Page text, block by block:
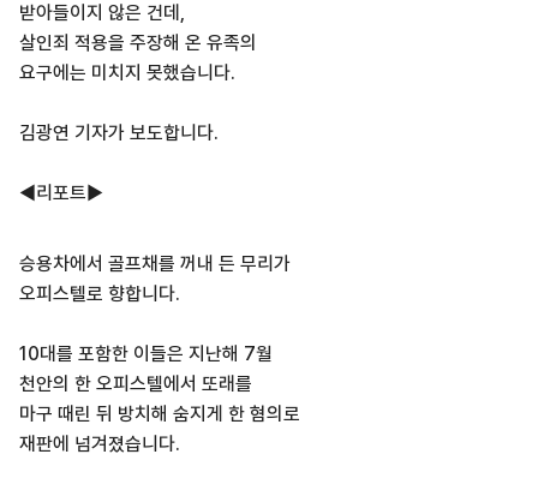
받아들이지 않은 건데,
살인죄 적용을 주장해 온 유족의
요구에는 미치지 못했습니다.
김광연 기자가 보도합니다.
◀리포트▶
승용차에서 골프채를 꺼내 든 무리가
오피스텔로 향합니다.
10대를 포함한 이들은 지난해 7월
천안의 한 오피스텔에서 또래를
마구 때린 뒤 방치해 숨지게 한 혐의로
재판에 넘겨졌습니다.